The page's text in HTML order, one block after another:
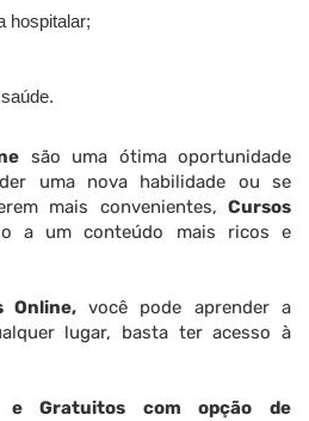
hospitalar;
são uma ótima oportunidade
uma nova habilidade ou se
mais convenientes, Cursos
a um conteúdo mais ricos e
Online,você pode aprender a
lugar, basta ter acesso à
e Gratuitos com opção de